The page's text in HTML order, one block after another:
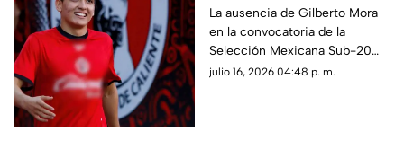
de Gilberto Mora en la
Selección Mexicana
La ausencia de Gilberto Mora
en la convocatoria de la
Selección Mexicana Sub-20
sorprendió a la afición y desató
julio 16, 2026 04:48 p. m.